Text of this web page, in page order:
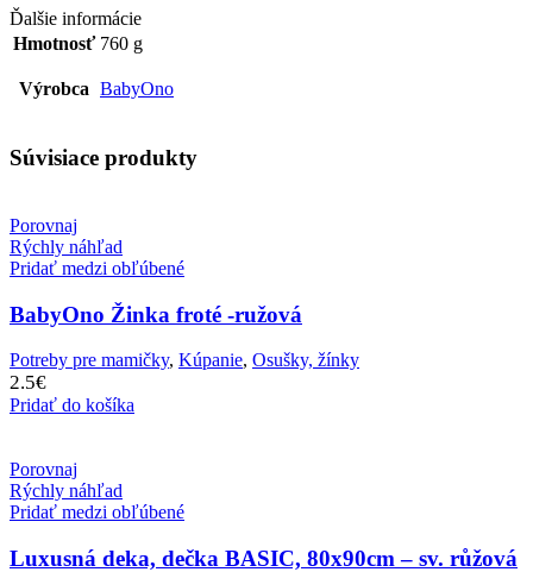
Ďalšie informácie
Hmotnosť 760 g
Výrobca BabyOno
Súvisiace produkty
Porovnaj
Rýchly náhľad
Pridať medzi obľúbené
BabyOno Žinka froté -ružová
Potreby pre mamičky, Kúpanie, Osušky, žínky
2.5€
Pridať do košíka
Porovnaj
Rýchly náhľad
Pridať medzi obľúbené
Luxusná deka, dečka BASIC, 80x90cm – sv. růžová